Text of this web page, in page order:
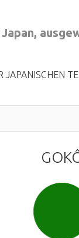
JAPANISCHEN